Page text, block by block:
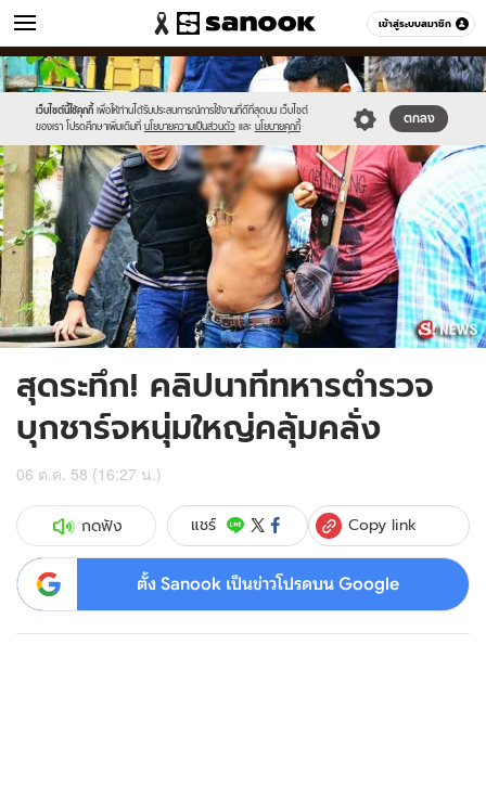
เข้าสู่ระบบสมาชิก
ข่าว หมวดอื่นๆ
เว็บไซต์นี้ใช้คุกกี้ เพื่อให้ท่านได้รับประสบการณ์การใช้งานที่ดีที่สุดบน เว็บไซต์
ของเรา โปรดศึกษาเพิ่มเติมที่ นโยบายความเป็นส่วนตัว และ นโยบายคุกกี้
ตกลง
Sanook
//s.isanook.com/sr/0/images/logo-
new-
sanook.png
600
60
//s.isanook.com/ns/0/ud/375/1877678/ewdcs.jpg
สุดระทึก! คลิปนาทีทหารตำรวจ
บุกชาร์จหนุ่มใหญ่คลุ้มคลั่ง
06 ต.ค. 58 (16:27 น.)
กดฟัง แชร์ Copy link
ตั้ง Sanook เป็นข่าวโปรดบน Google